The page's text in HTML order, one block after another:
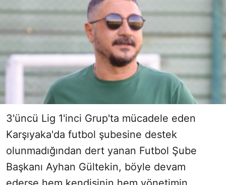
3'üncü Lig 1'inci Grup'ta mücadele eden
Karşıyaka'da futbol şubesine destek
olunmadığından dert yanan Futbol Şube
Başkanı Ayhan Gültekin, böyle devam